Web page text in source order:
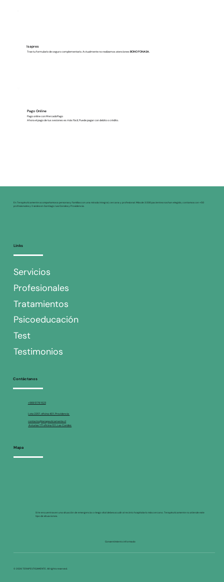
Isapres
Trae tu formulario de seguro complementario. Actualmente no realizamos atencionesBONO FONASA.
Pago Online
Pago online con MercadoPago
Ahora el pago de tus sesiones es más fácil, Puede pagar con debito o crédito.
En Terapéuticamente acompañamos a personas y familias con una mirada integral, cercana y profesional. Más de 3.500 pacientes nos han elegido, contamos con +50
profesionales y 2 sedes en Santiago: Las Condes y Providencia.
Links
Servicios
Profesionales
Tratamientos
Psicoeducación
Test
Testimonios
Contáctanos
contacto@terapeuticamente.cl
+569 5178 1523
Lota 2257, oficina 401, Providencia
Asturias 171 oficina 101, Las Condes
Mapa
Si te encuentras en una situación de emergencia o riesgo vital debes acudir al recinto hospitalario más cercano. Terapéuticamente no atiende este
tipo de situaciones.
© 2026 TERAPEUTICAMENTE. All rights reserved.
Consentimiento informado